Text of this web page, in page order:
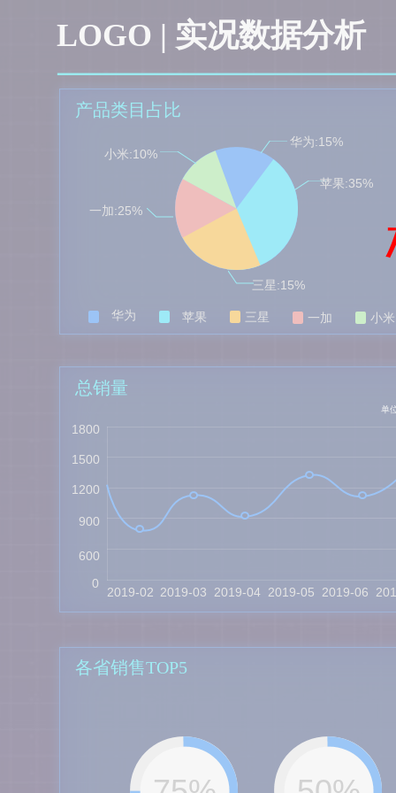
LOGO | 实况数据分析
产品类目占比
总销量
各省销售TOP5
1800
1500
1200
900
600
0
2019-02 2019-03 2019-04 2019-05 2019-06
单
华为 苹果 三星 一加 小米
苹果:35%
华为:15%
三星:15%
小米:10%
一加:25%